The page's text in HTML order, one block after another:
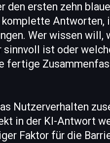
den ersten zehn
Antworten,
Wer wissen will,
sinnvoll ist oder
fertige
Nutzerverhalten
in der KI-Antwort
Faktor für die